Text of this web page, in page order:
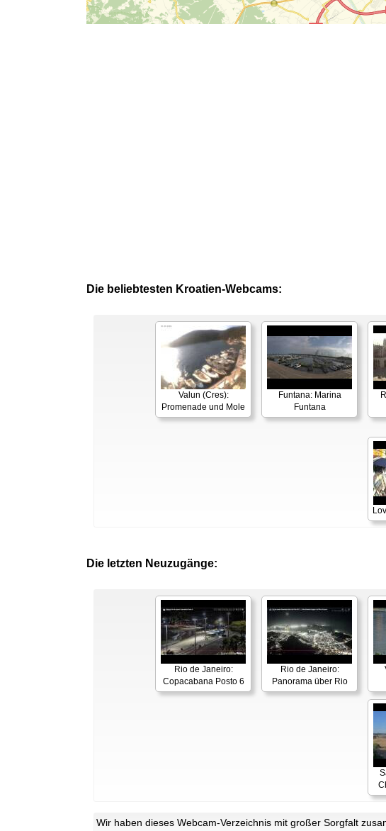
Die beliebtesten Kroatien-Webcams:
Valun (Cres):
Promenade und Mole
Funtana: Marina
Funtana
Die letzten Neuzugänge:
Rio de Janeiro:
Copacabana Posto 6
Rio de Janeiro:
Panorama über Rio
Wir haben dieses Webcam-Verzeichnis mit großer Sorgfalt